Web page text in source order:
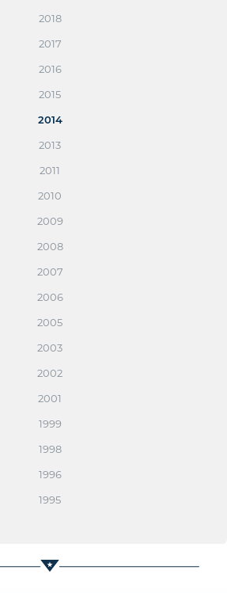
2018
2017
2016
2015
2014
2013
2011
2010
2009
2008
2007
2006
2005
2003
2002
2001
1999
1998
1996
1995